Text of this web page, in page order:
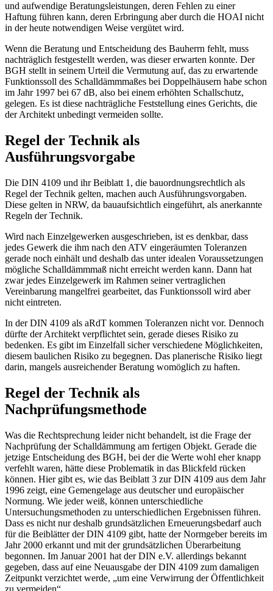
und aufwendige Beratungsleistungen, deren Fehlen zu einer
Haftung führen kann, deren Erbringung aber durch die HOAI nicht
in der heute notwendigen Weise vergütet wird.
Wenn die Beratung und Entscheidung des Bauherrn fehlt, muss
nachträglich festgestellt werden, was dieser erwarten konnte. Der
BGH stellt in seinem Urteil die Vermutung auf, das zu erwartende
Funktionssoll des Schalldämmmaßes bei Doppelhäusern habe schon
im Jahr 1997 bei 67 dB, also bei einem erhöhten Schallschutz,
gelegen. Es ist diese nachträgliche Feststellung eines Gerichts, die
der Architekt unbedingt vermeiden sollte.
Regel der Technik als
Ausführungsvorgabe
Die DIN 4109 und ihr Beiblatt 1, die bauordnungsrechtlich als
Regel der Technik gelten, machen auch Ausführungsvorgaben.
Diese gelten in NRW, da bauaufsichtlich eingeführt, als anerkannte
Regeln der Technik.
Wird nach Einzelgewerken ausgeschrieben, ist es denkbar, dass
jedes Gewerk die ihm nach den ATV eingeräumten Toleranzen
gerade noch einhält und deshalb das unter idealen Voraussetzungen
mögliche Schalldämmmaß nicht erreicht werden kann. Dann hat
zwar jedes Einzelgewerk im Rahmen seiner vertraglichen
Vereinbarung mangelfrei gearbeitet, das Funktionssoll wird aber
nicht eintreten.
In der DIN 4109 als aRdT kommen Toleranzen nicht vor. Dennoch
dürfte der Architekt verpflichtet sein, gerade dieses Risiko zu
bedenken. Es gibt im Einzelfall sicher verschiedene Möglichkeiten,
diesem baulichen Risiko zu begegnen. Das planerische Risiko liegt
darin, mangels ausreichender Beratung womöglich zu haften.
Regel der Technik als
Nachprüfungsmethode
Was die Rechtsprechung leider nicht behandelt, ist die Frage der
Nachprüfung der Schalldämmung am fertigen Objekt. Gerade die
jetzige Entscheidung des BGH, bei der die Werte wohl eher knapp
verfehlt waren, hätte diese Problematik in das Blickfeld rücken
können. Hier gibt es, wie das Beiblatt 3 zur DIN 4109 aus dem Jahr
1996 zeigt, eine Gemengelage aus deutscher und europäischer
Normung. Wie jeder weiß, können unterschiedliche
Untersuchungsmethoden zu unterschiedlichen Ergebnissen führen.
Dass es nicht nur deshalb grundsätzlichen Erneuerungsbedarf auch
für die Beiblätter der DIN 4109 gibt, hatte der Normgeber bereits im
Jahr 2000 erkannt und mit der grundsätzlichen Überarbeitung
begonnen. Im Januar 2001 hat der DIN e.V. allerdings bekannt
gegeben, dass auf eine Neuausgabe der DIN 4109 zum damaligen
Zeitpunkt verzichtet werde, „um eine Verwirrung der Öffentlichkeit
zu vermeiden“.